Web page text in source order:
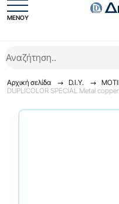
ΜΕΝΟΥ
Αρχική σελίδα D.I.Y.
DUPLICOLOR SPECIAL Metal